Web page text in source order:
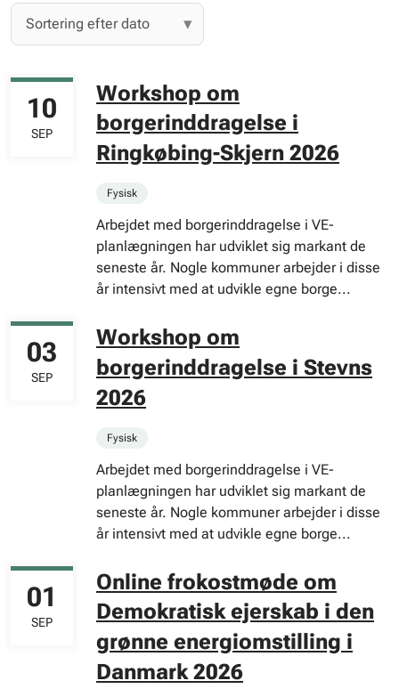
Workshop om
borgerinddragelse i
Ringkøbing-Skjern 2026
10
SEP
Fysisk
Arbejdet med borgerinddragelse i VE-
planlægningen har udviklet sig markant de
seneste år. Nogle kommuner arbejder i disse
år intensivt med at udvikle egne borge...
Workshop om
borgerinddragelse i Stevns
2026
03
SEP
Fysisk
Arbejdet med borgerinddragelse i VE-
planlægningen har udviklet sig markant de
seneste år. Nogle kommuner arbejder i disse
år intensivt med at udvikle egne borge...
Online frokostmøde om
Demokratisk ejerskab i den
grønne energiomstilling i
Danmark 2026
01
SEP